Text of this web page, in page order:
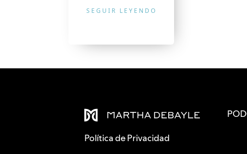
SEGUIR LEYENDO
Política de Privacidad